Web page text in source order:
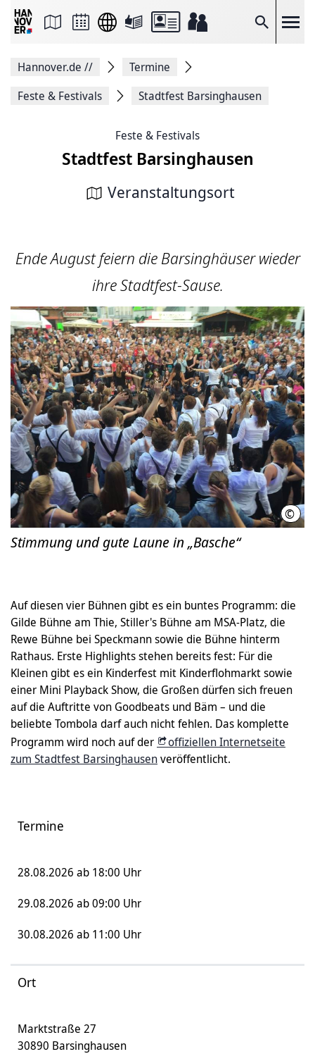
Suche
Seite
Facebook
Hannover.de //
Termine
Feste & Festivals
Stadtfest Barsinghausen
Feste & Festivals
Stadtfest Barsinghausen
Veranstaltungsort
Ende August feiern die Barsinghäuser wieder
ihre Stadtfest-Sause.
©
Stimmung und gute Laune in „Basche“
Auf diesen vier Bühnen gibt es ein buntes Programm: die
Gilde Bühne am Thie, Stiller's Bühne am MSA-Platz, die
Rewe Bühne bei Speckmann sowie die Bühne hinterm
Rathaus. Erste Highlights stehen bereits fest: Für die
Kleinen gibt es ein Kinderfest mit Kinderflohmarkt sowie
einer Mini Playback Show, die Großen dürfen sich freuen
auf die Auftritte von Goodbeats und Bäm – und die
beliebte Tombola darf auch nicht fehlen. Das komplette
Programm wird noch auf der
offiziellen Internetseite
zum Stadtfest Barsinghausenveröffentlicht.
Termine
28.08.2026 ab 18:00 Uhr
29.08.2026 ab 09:00 Uhr
30.08.2026 ab 11:00 Uhr
Ort
Marktstraße 27
30890 Barsinghausen